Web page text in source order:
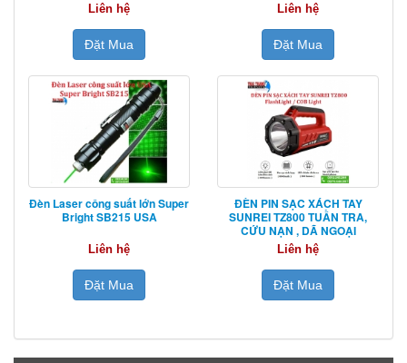
Liên hệ
Đặt Mua
Liên hệ
Đặt Mua
Đèn Laser công suất lớn Super
Bright SB215 USA
Liên hệ
Đặt Mua
ĐÈN PIN SẠC XÁCH TAY
SUNREI TZ800 TUẦN TRA,
CỨU NẠN , DÃ NGOẠI
Liên hệ
Đặt Mua